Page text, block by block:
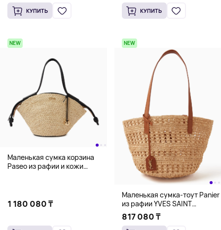
КУПИТЬ КУПИТЬ
NEW
Маленькая сумка корзина
Paseo из рафии и кожи
1 180 080 ₸
NEW
Маленькая сумка-тоут Panier
из рафии YVES SAINT
LAURENT, бежевый
817 080 ₸